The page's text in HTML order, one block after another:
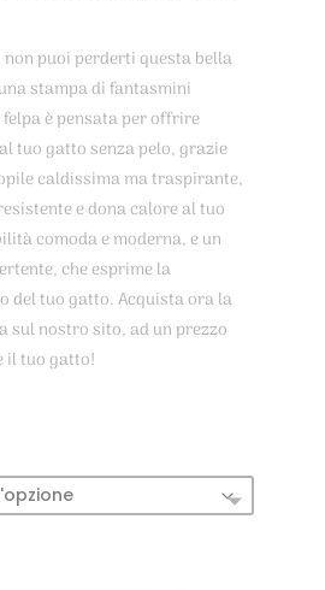
puoi perderti questa bella
stampa di fantasmini
è pensata per offrire
tuo gatto senza pelo, grazie
caldissima ma traspirante,
e dona calore al tuo
comoda e moderna, e un
che esprime la
del tuo gatto. Acquista ora la
sul nostro sito, ad un prezzo
il tuo gatto!